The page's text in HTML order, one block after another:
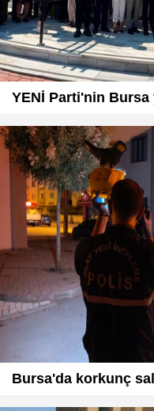
YENİ Parti'nin
Bursa'da korkunç